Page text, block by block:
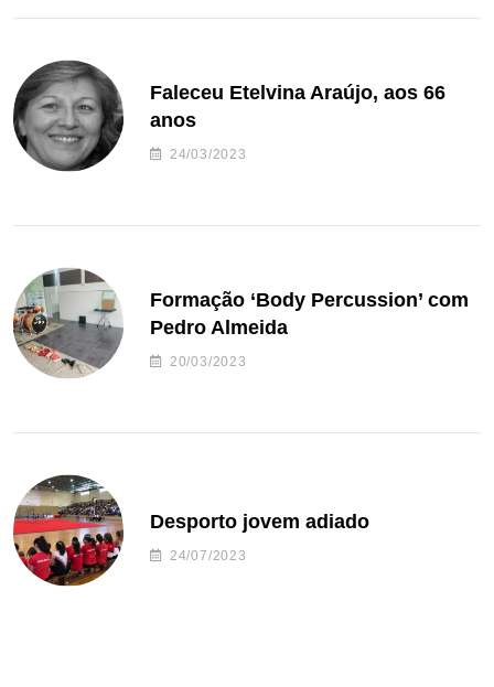
Faleceu Etelvina Araújo, aos 66
anos
24/03/2023
Formação ‘Body Percussion’ com
Pedro Almeida
20/03/2023
Desporto jovem adiado
24/07/2023